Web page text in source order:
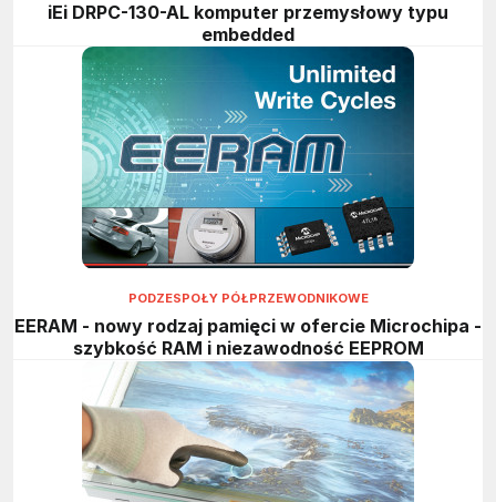
iEi DRPC-130-AL komputer przemysłowy typu
embedded
PODZESPOŁY PÓŁPRZEWODNIKOWE
EERAM - nowy rodzaj pamięci w ofercie Microchipa -
szybkość RAM i niezawodność EEPROM